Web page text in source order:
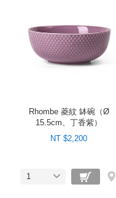
Rhombe 菱紋 缽碗（Ø
15.5cm、丁香紫）
NT $2,200
1